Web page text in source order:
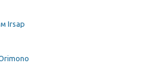
Irsap